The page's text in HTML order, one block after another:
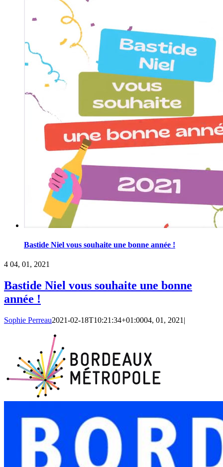
Bastide Niel vous souhaite une bonne année !
4 04, 01, 2021
Bastide Niel vous souhaite une bonne
année !
Sophie Perreau2021-02-18T10:21:34+01:0004, 01, 2021 |